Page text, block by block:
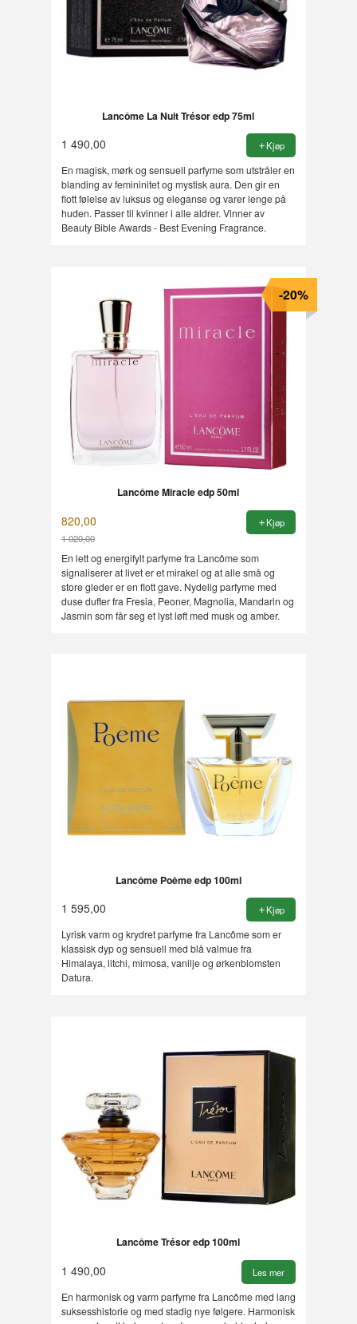
Lancôme La Nuit Trésor edp 75ml
1 490,00 Kjøp
En magisk, mørk og sensuell parfyme som utstråler en
blanding av femininitet og mystisk aura. Den gir en
flott følelse av luksus og eleganse og varer lenge på
huden. Passer til kvinner i alle aldrer. Vinner av
Beauty Bible Awards - Best Evening Fragrance.
Lancôme Miracle edp 50ml
820,00
1 020,00
Rabatt
-20%
Kjøp
En lett og energifylt parfyme fra Lancôme som
signaliserer at livet er et mirakel og at alle små og
store gleder er en flott gave. Nydelig parfyme med
duse dufter fra Fresia, Peoner, Magnolia, Mandarin og
Jasmin som får seg et lyst løft med musk og amber.
Lancôme Poême edp 100ml
1 595,00 Kjøp
Lyrisk varm og krydret parfyme fra Lancôme som er
klassisk dyp og sensuell med blå valmue fra
Himalaya, litchi, mimosa, vanilje og ørkenblomsten
Datura.
Lancôme Trésor edp 100ml
1 490,00 Les mer
En harmonisk og varm parfyme fra Lancôme med lang
suksesshistorie og med stadig nye følgere. Harmonisk